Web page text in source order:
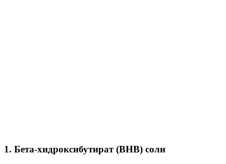
1. Бета-хидроксибутират (BHB) соли